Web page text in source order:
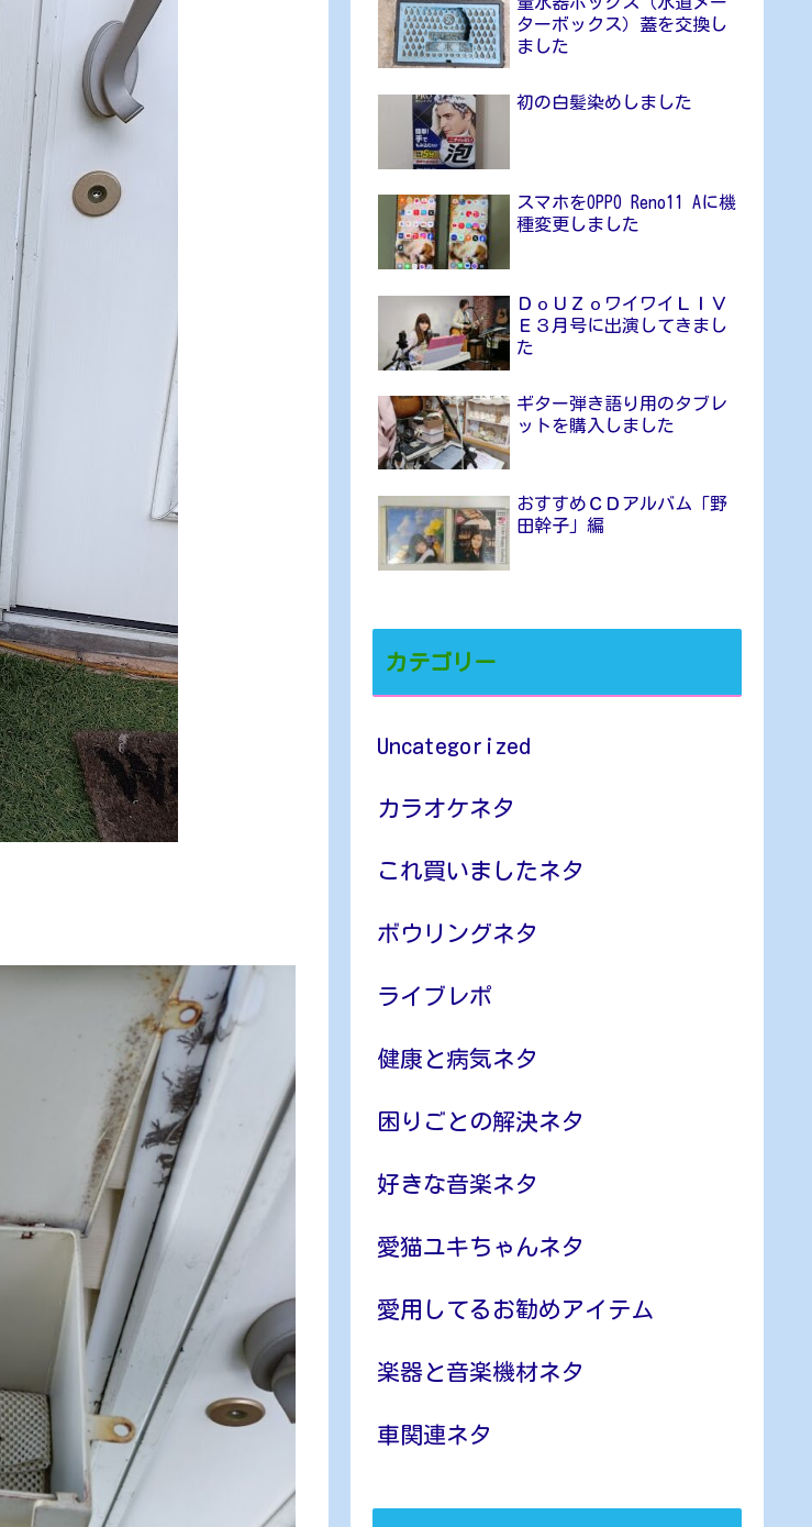
ターボックス）蓋を交換し
ました
初の白髪染めしました
スマホをOPPO Reno11 Aに機
種変更しました
ＤｏＵＺｏワイワイＬＩＶ
Ｅ３月号に出演してきまし
た
ギター弾き語り用のタブレ
ットを購入しました
おすすめＣＤアルバム「野
田幹子」編
カテゴリー
Uncategorized
カラオケネタ
これ買いましたネタ
ボウリングネタ
ライブレポ
健康と病気ネタ
困りごとの解決ネタ
好きな音楽ネタ
愛猫ユキちゃんネタ
愛用してるお勧めアイテム
楽器と音楽機材ネタ
車関連ネタ